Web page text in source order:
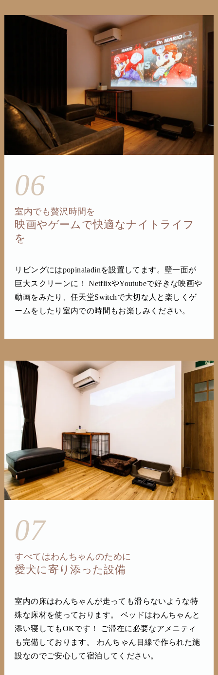
06
室内でも贅沢時間を
映画やゲームで快適なナイトライフ
を
リビングにはpopinaladinを設置してます。壁一面が
巨大スクリーンに！ NetflixやYoutubeで好きな映画や
動画をみたり、任天堂Switchで大切な人と楽しくゲ
ームをしたり室内での時間もお楽しみください。
07
すべてはわんちゃんのために
愛犬に寄り添った設備
室内の床はわんちゃんが走っても滑らないような特
殊な床材を使っております。 ベッドはわんちゃんと
添い寝してもOKです！ ご滞在に必要なアメニティ
も完備しております。 わんちゃん目線で作られた施
設なのでご安心して宿泊してください。